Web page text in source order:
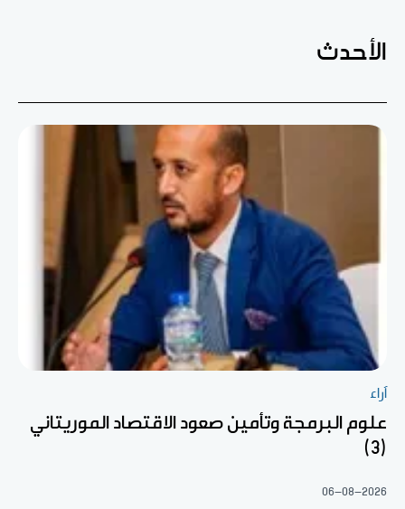
الأحدث
آراء
علوم البرمجة وتأمين صعود الاقتصاد الموريتاني
(3)
06-08-2026